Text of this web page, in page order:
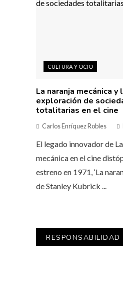
CULTURA Y OCIO
La naranja mecánica y
exploración de
totalitarias en el cine
Carlos Enríquez Robles
El legado innovador de
mecánica en el cine
estreno en 1971, ‘La
de Stanley Kubrick ...
RESPONSABILIDAD